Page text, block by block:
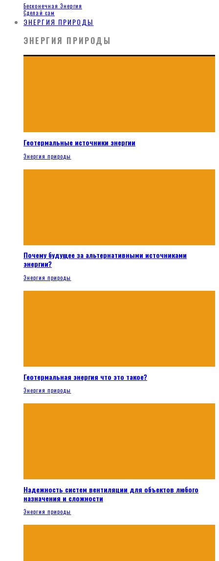
Бесконечная Энергия
Сделай сам
ЭНЕРГИЯ ПРИРОДЫ
ЭНЕРГИЯ ПРИРОДЫ
Геотермальные источники энергии
Энергия природы
Почему будущее за альтернативными источниками
энергии?
Энергия природы
Геотермальная энергия что это такое?
Энергия природы
Надежность систем вентиляции для объектов любого
назначения и сложности
Энергия природы